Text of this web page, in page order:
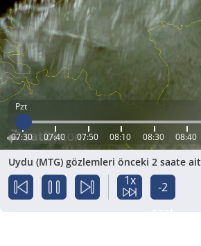
Pzt
07:30 07:40 07:50 08:10 08:30 08:40
Uydu (MTG) gözlemleri önceki 2 saate ait
1x
-2